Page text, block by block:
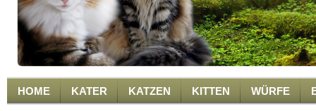
HOME KATER KATZEN KITTEN WÜRFE